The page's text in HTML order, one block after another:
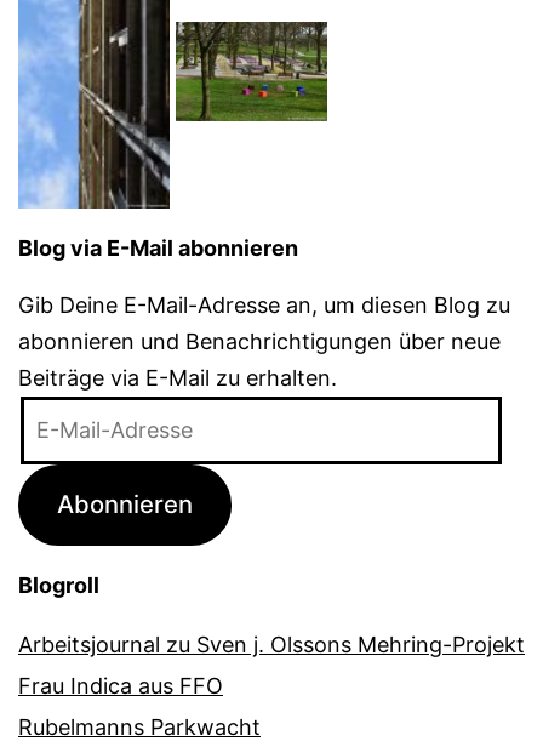
Blog via E-Mail abonnieren
Gib Deine E-Mail-Adresse an, um diesen Blog zu
abonnieren und Benachrichtigungen über neue
Beiträge via E-Mail zu erhalten.
Adresse
Abonnieren
Blogroll
Arbeitsjournal zu Sven j. Olssons Mehring-Projekt
Frau Indica aus FFO
Rubelmanns Parkwacht